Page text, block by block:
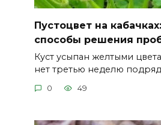
Пустоцвет на
способы решения
Куст усыпан желтыми
нет третью неделю
0 49